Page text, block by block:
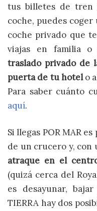
tus billetes de tren
coche, puedes coger
coche privado que
viajas en familia o
traslado privado de
puerta de tu hotelo
Para saber cuánto
aquí.
Si llegas POR MAR
de un crucero y, con
atraque en el
(quizá cerca del
es desayunar,
TIERRA hay dos